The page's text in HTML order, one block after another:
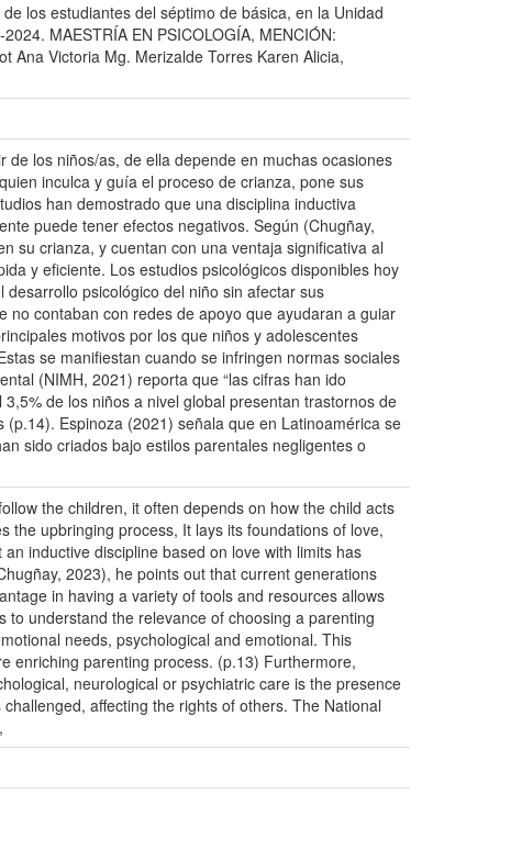
los estudiantes del séptimo de básica, en la Unidad
MAESTRÍA EN PSICOLOGÍA, MENCIÓN:
Ana Victoria Mg. Merizalde Torres Karen Alicia,
los niños/as, de ella depende en muchas ocasiones
inculca y guía el proceso de crianza, pone sus
han demostrado que una disciplina inductiva
puede tener efectos negativos. Según (Chugñay,
su crianza, y cuentan con una ventaja significativa al
y eficiente. Los estudios psicológicos disponibles hoy
psicológico del niño sin afectar sus
no contaban con redes de apoyo que ayudaran a guiar
motivos por los que niños y adolescentes
se manifiestan cuando se infringen normas sociales
(NIMH, 2021) reporta que “las cifras han ido
de los niños a nivel global presentan trastornos de
Espinoza (2021) señala que en Latinoamérica se
sido criados bajo estilos parentales negligentes o
the children, it often depends on how the child acts
the upbringing process, It lays its foundations of love,
inductive discipline based on love with limits has
2023), he points out that current generations
in having a variety of tools and resources allows
to understand the relevance of choosing a parenting
needs, psychological and emotional. This
enriching parenting process. (p.13) Furthermore,
neurological or psychiatric care is the presence
affecting the rights of others. The National